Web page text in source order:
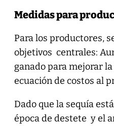
Medidas para
Para los productores,
objetivos centrales:
ganado para mejorar
ecuación de costos al
Dado que la sequía
época de destete y el